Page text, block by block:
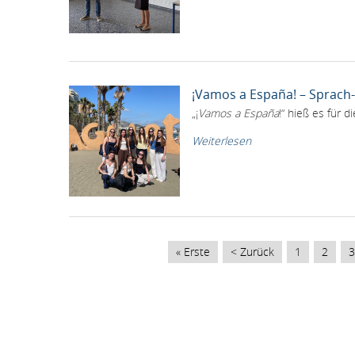
¡Vamos a España! –
„¡Vamos a España!“ hieß es für
Weiterlesen
SEITENNUMMERIERUNG
Erste
Seite
« Erste
Vorherige
Seite
< Zurück Page
1 Page
2 3